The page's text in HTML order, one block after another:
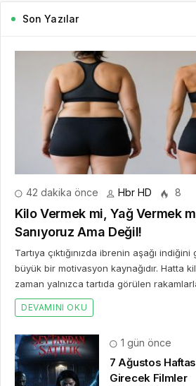
Son Yazılar
42 dakika önce Hbr HD 8
Kilo Vermek mi, Yağ Vermek
Sanıyoruz Ama Değil!
Tartıya çıktığınızda ibrenin aşağı
büyük bir motivasyon kaynağıdır. Hatta
zaman yalnızca tartıda görülen
DEVAMINI OKU
1 gün önce
7 Ağustos
Girecek Filmler